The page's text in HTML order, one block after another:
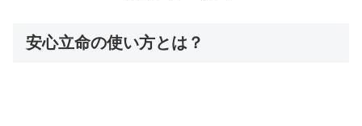
安心立命の使い方とは？